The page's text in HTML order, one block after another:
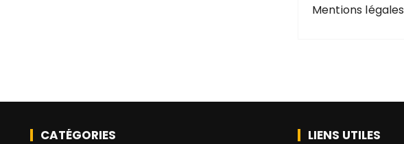
Mentions légales
CATÉGORIES LIENS UTILES